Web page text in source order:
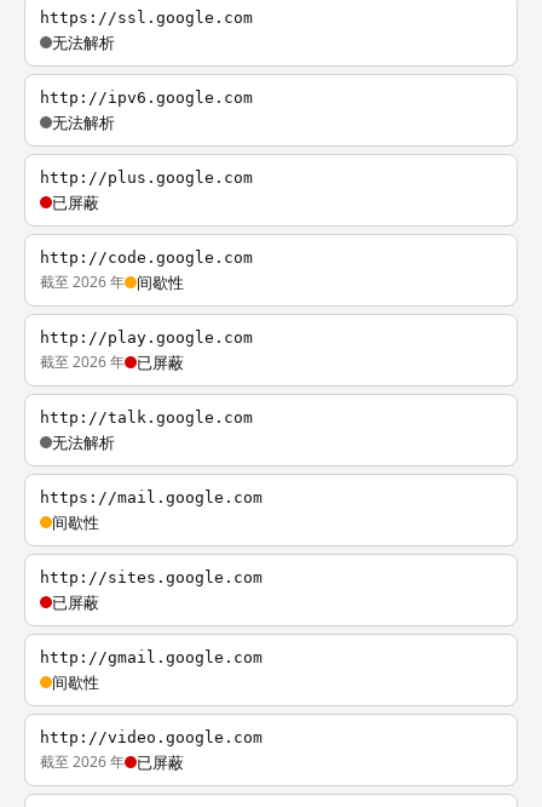
https://ssl.google.com
无法解析
http://ipv6.google.com
无法解析
http://plus.google.com
已屏蔽
http://code.google.com
截至 2026 年 间歇性
http://play.google.com
截至 2026 年 已屏蔽
http://talk.google.com
无法解析
https://mail.google.com
间歇性
http://sites.google.com
已屏蔽
http://gmail.google.com
间歇性
http://video.google.com
截至 2026 年 已屏蔽